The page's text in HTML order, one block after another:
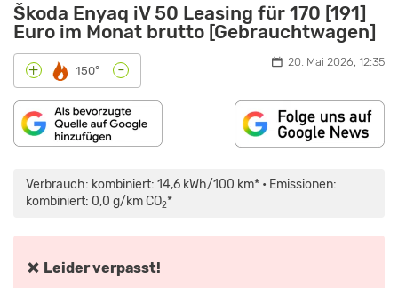
Škoda Enyaq iV 50 Leasing für 170 [191]
Euro im Monat brutto [Gebrauchtwagen]
+ 150° - 20. Mai 2026, 12:35
Verbrauch: kombiniert: 14,6 kWh/100 km* • Emissionen:
kombiniert: 0,0 g/km CO2*
❌ Leider verpasst!
(2021)
ENYAQ